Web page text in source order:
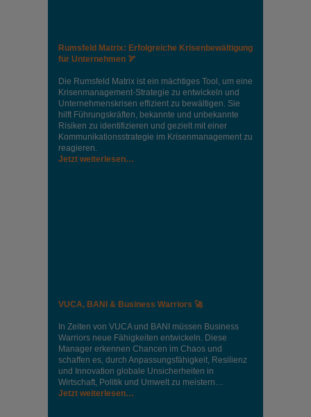
Rumsfeld Matrix: Erfolgreiche Krisenbewältigung
für Unternehmen 🏹
Die Rumsfeld Matrix ist ein mächtiges Tool, um eine
Krisenmanagement-Strategie zu entwickeln und
Unternehmenskrisen effizient zu bewältigen. Sie
hilft Führungskräften, bekannte und unbekannte
Risiken zu identifizieren und gezielt mit einer
Kommunikationsstrategie im Krisenmanagement zu
reagieren.
Jetzt weiterlesen…
VUCA, BANI & Business Warriors 🚀
In Zeiten von VUCA und BANI müssen Business
Warriors neue Fähigkeiten entwickeln. Diese
Manager erkennen Chancen im Chaos und
schaffen es, durch Anpassungsfähigkeit, Resilienz
und Innovation globale Unsicherheiten in
Wirtschaft, Politik und Umwelt zu meistern…
Jetzt weiterlesen…